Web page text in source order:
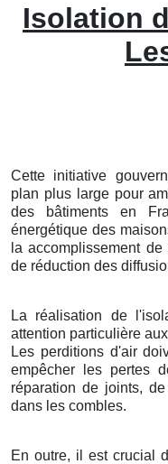
Isolation
Cette initiative
plan plus large pour
des bâtiments en
énergétique des
la accomplissement
de réduction des
La réalisation de
attention particulière
Les perditions d'air
empêcher les pertes
réparation de joints,
dans les combles.
En outre, il est crucial